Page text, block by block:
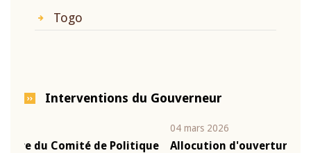
Togo
Interventions du Gouverneur
Allocution d'ouverture du Comité de Politique